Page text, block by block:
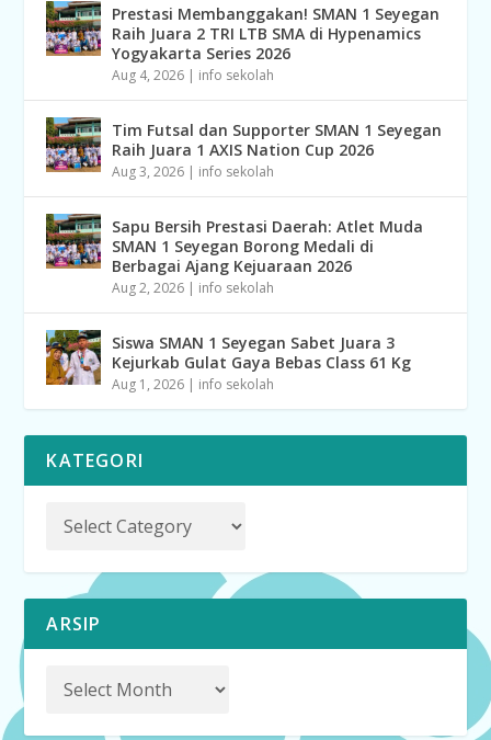
Prestasi Membanggakan! SMAN 1 Seyegan
Raih Juara 2 TRI LTB SMA di Hypenamics
Yogyakarta Series 2026
Aug 4, 2026 | info sekolah
Tim Futsal dan Supporter SMAN 1 Seyegan
Raih Juara 1 AXIS Nation Cup 2026
Aug 3, 2026 | info sekolah
Sapu Bersih Prestasi Daerah: Atlet Muda
SMAN 1 Seyegan Borong Medali di
Berbagai Ajang Kejuaraan 2026
Aug 2, 2026 | info sekolah
Siswa SMAN 1 Seyegan Sabet Juara 3
Kejurkab Gulat Gaya Bebas Class 61 Kg
Aug 1, 2026 | info sekolah
KATEGORI
ARSIP